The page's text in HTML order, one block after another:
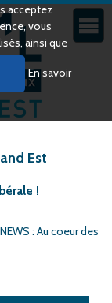
acceptez
vous
ainsi que
En savoir
Est
!
: Au coeur des